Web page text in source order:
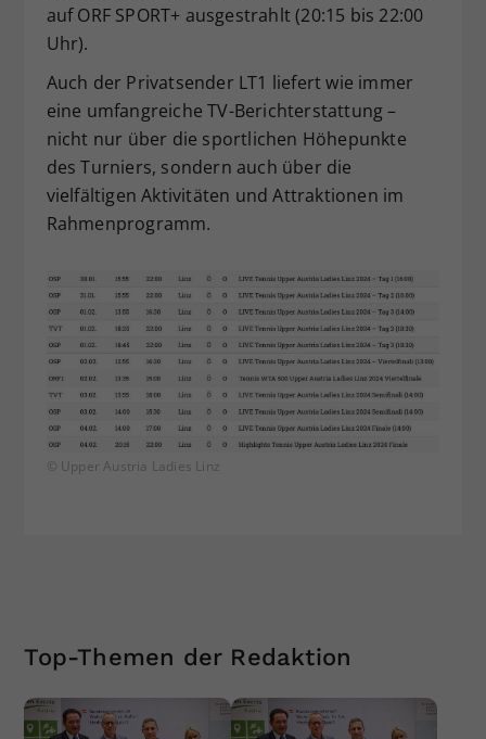
auf ORF SPORT+ ausgestrahlt (20:15 bis 22:00
Uhr).
Auch der Privatsender LT1 liefert wie immer
eine umfangreiche TV-Berichterstattung –
nicht nur über die sportlichen Höhepunkte
des Turniers, sondern auch über die
vielfältigen Aktivitäten und Attraktionen im
Rahmenprogramm.
© Upper Austria Ladies Linz
Top-Themen der Redaktion